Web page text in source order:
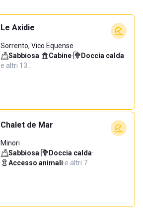
Le Axidie
Sorrento, Vico Equense
Sabbiosa· Cabine· Doccia calda·
e altri 13…
Chalet de Mar
Minori
Sabbiosa· Doccia calda·
Accesso animali·e altri 7…